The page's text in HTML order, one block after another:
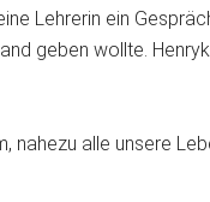
Lehrerin ein
geben wollte.
nahezu alle unsere